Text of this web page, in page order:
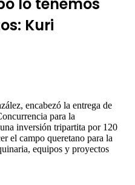
lo tenemos
Kuri
encabezó la entrega de
para la
inversión tripartita por 120
el campo queretano para la
equipos y proyectos